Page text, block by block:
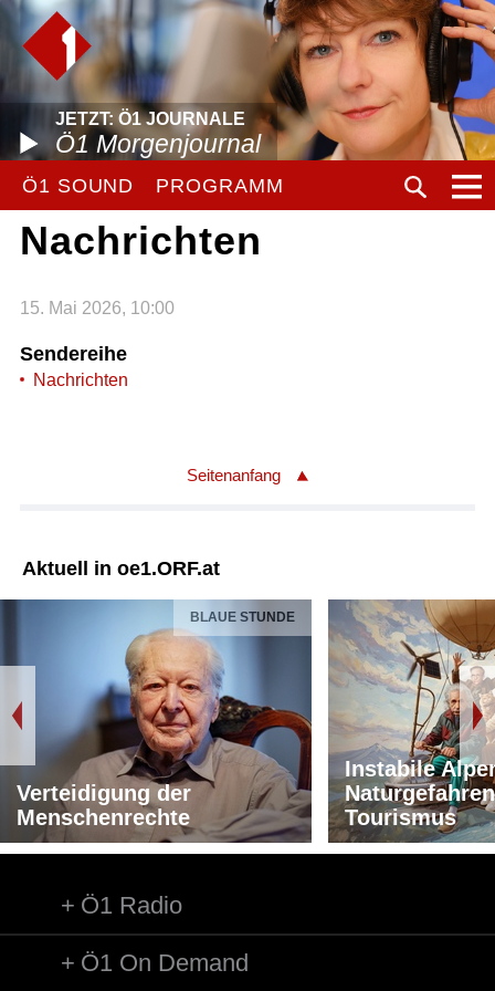
JETZT: Ö1 JOURNALE
Ö1 Morgenjournal
Ö1 SOUND PROGRAMM
Nachrichten
15. Mai 2026, 10:00
Sendereihe
Nachrichten
Seitenanfang
Aktuell in oe1.ORF.at
BLAUE STUNDE
Verteidigung der
Menschenrechte
Instabile
Tourismus
Ö1 Radio
Ö1 On Demand